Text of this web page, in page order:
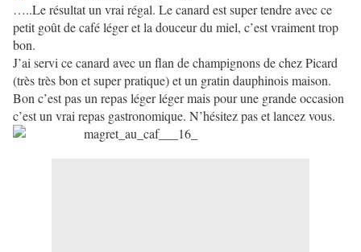
…..Le résultat un vrai régal. Le canard est super tendre avec ce
petit goût de café léger et la douceur du miel, c’est vraiment trop
bon.
J’ai servi ce canard avec un flan de champignons de chez Picard
(très très bon et super pratique) et un gratin dauphinois maison.
Bon c’est pas un repas léger léger mais pour une grande occasion
c’est un vrai repas gastronomique. N’hésitez pas et lancez vous.